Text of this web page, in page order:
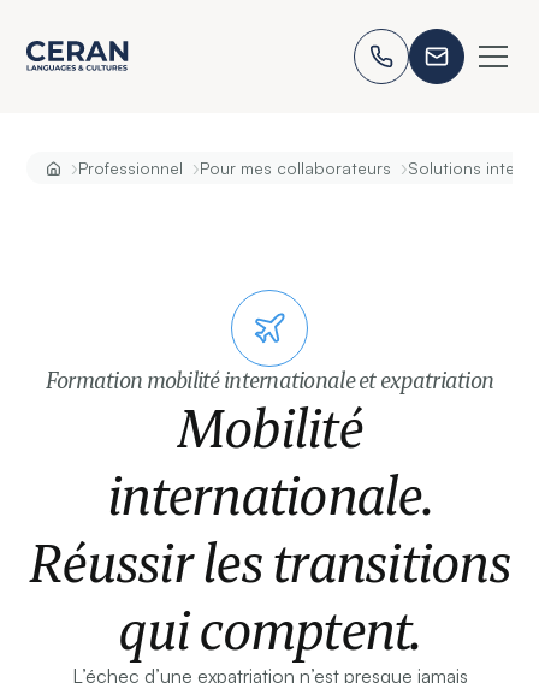
›Professionnel ›Pour mes collaborateurs ›Solutions
Formation mobilité internationale et expatriation
Mobilité
internationale.
Réussir les transitions
qui comptent.
L’échec d’une expatriation n’est presque jamais